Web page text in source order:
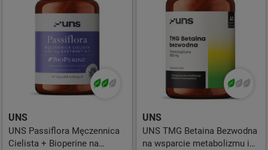
UNS
UNS Passiflora Męczennica
Cielista + Bioperine na
UNS
UNS TMG Betaina Bezwodna
na wsparcie metabolizmu i